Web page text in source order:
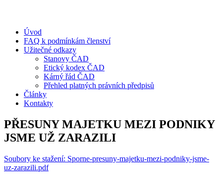
Úvod
FAQ k podmínkám členství
Užitečné odkazy
Stanovy ČAD
Etický kodex ČAD
Kárný řád ČAD
Přehled platných právních předpisů
Články
Kontakty
PŘESUNY MAJETKU MEZI PODNIKY
JSME UŽ ZARAZILI
Soubory ke stažení: Sporne-presuny-majetku-mezi-podniky-jsme-
uz-zarazili.pdf